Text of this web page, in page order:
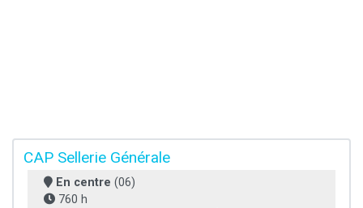
CAP Sellerie Générale
En centre (06)
760 h